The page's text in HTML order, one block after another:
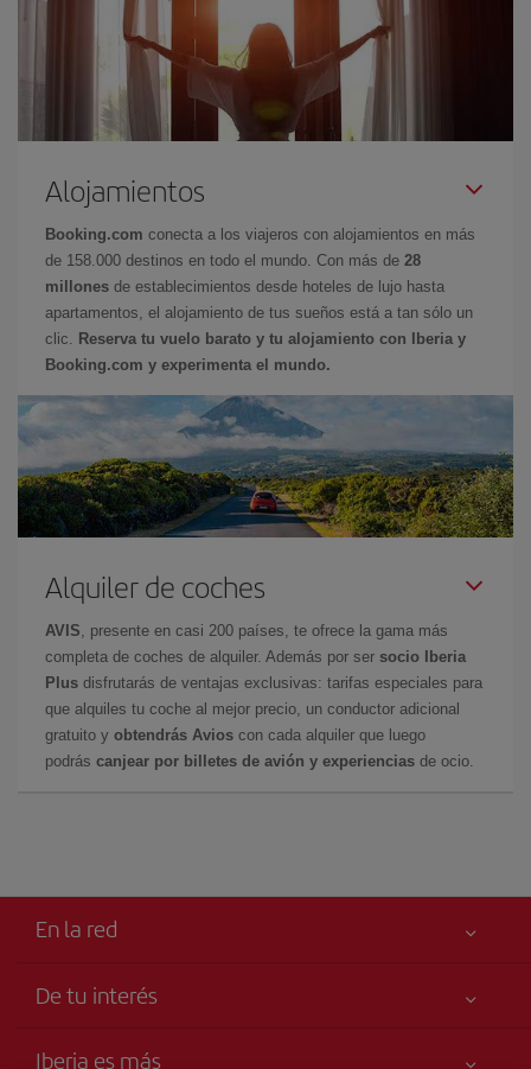
Alojamientos
Booking.com conecta a los viajeros con alojamientos en más
de 158.000 destinos en todo el mundo. Con más de 28
millones de establecimientos desde hoteles de lujo hasta
apartamentos, el alojamiento de tus sueños está a tan sólo un
clic.
Reserva tu vuelo barato y tu alojamiento con Iberia y
Booking.com y experimenta el mundo.
Alquiler de coches
AVIS , presente en casi 200 países, te ofrece la gama más
completa de coches de alquiler. Además por ser socio Iberia
Plus disfrutarás de ventajas exclusivas: tarifas especiales para
que alquiles tu coche al mejor precio, un conductor adicional
gratuito y obtendrás Avios con cada alquiler que luego
podrás canjear por billetes de avión y experiencias de ocio.
En la red
De tu interés
Iberia es más